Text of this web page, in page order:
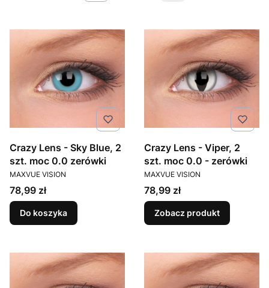
Crazy Lens - Sky Blue, 2
szt. moc 0.0 zerówki
PRODUCENT
MAXVUE VISION
Cena
78,99 zł
Do koszyka
Crazy Lens - Viper, 2
szt. moc 0.0 - zerówki
PRODUCENT
MAXVUE VISION
Cena
78,99 zł
Zobacz produkt